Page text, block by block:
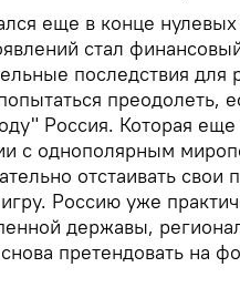
еще в конце
стал
последствия
преодолеть,
Россия. Которая
с однополярным
отстаивать
Россию уже
державы,
претендовать на